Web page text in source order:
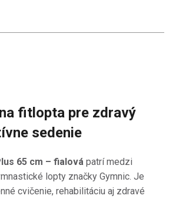
fitlopta pre zdravý
sedenie
65 cm – fialová patrí medzi
lopty značky Gymnic. Je
cvičenie, rehabilitáciu aj zdravé